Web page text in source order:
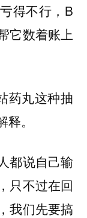
得不行，B
它数着账上
药丸这种抽
。
都说自己输
只不过在回
我们先要搞